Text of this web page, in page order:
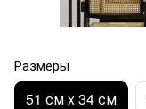
Размеры
51 см x 34 см